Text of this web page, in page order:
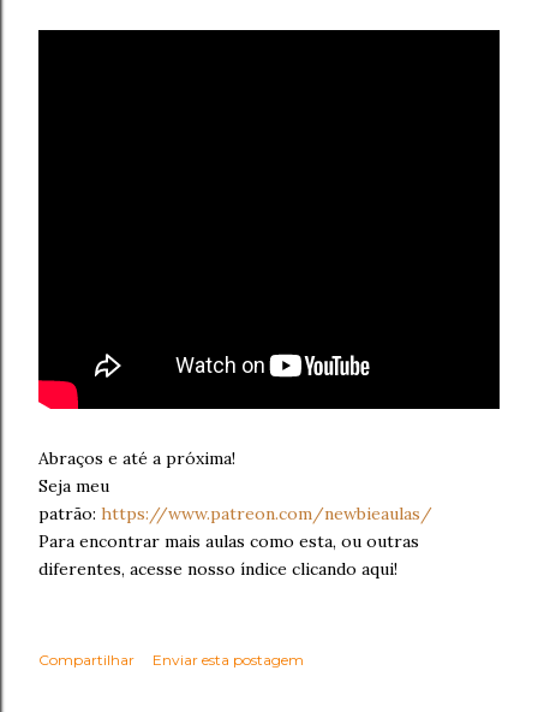
Abraços e até a próxima!
Seja meu
patrão: https://www.patreon.com/newbieaulas/
Para encontrar mais aulas como esta, ou outras
diferentes, acesse nosso índice clicando aqui!
Compartilhar Enviar esta postagem